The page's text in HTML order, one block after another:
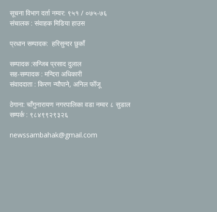
सूचना विभाग दर्ता नम्वर: ९५१ / ०७५-७६
संचालक : संवाहक मिडिया हाउस
प्रधान सम्पादक: हरिसुन्दर छुकाँ
सम्पादक :सन्जिब प्रसाद दुलाल
सह-सम्पादक : मन्दिरा अधिकारी
संवाददाता : किरण न्यौपाने, अनिल फोँजू
ठेगाना: चाँगुनारायण नगरपालिका वडा नम्वर ८ सुडाल
सम्पर्क : ९८४९९२९३२६
newssambahak@gmail.com